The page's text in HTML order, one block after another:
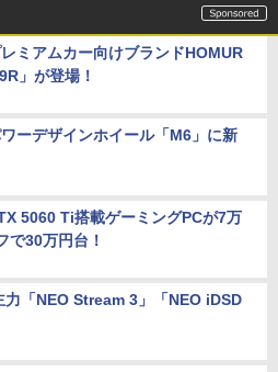
ミアムカー向けブランドHOMUR
」が登場！
ーデザインホイール「M6」に新
5060 Ti搭載ゲーミングPCが7万
で30万円台！
「NEO Stream 3」「NEO iDSD